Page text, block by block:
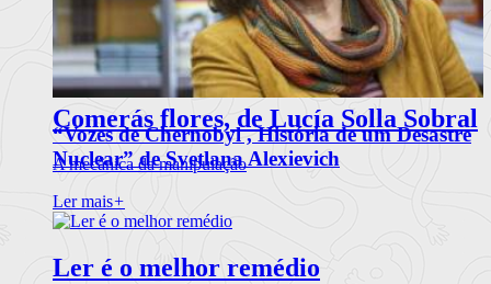
“Vozes de Chernobyl , História de um Desastre
Nuclear” de Svetlana Alexievich
Comerás flores, de Lucía Solla Sobral
A mecânica da manipulação
Ler mais+
Ler é o melhor remédio